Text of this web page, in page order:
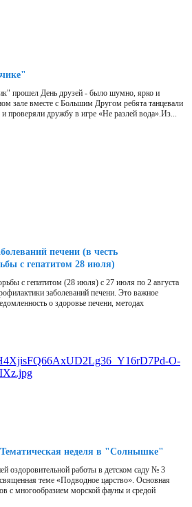
прошел День друзей - было шумно, ярко и
зале вместе с Большим Другом ребята танцевали
проверяли дружбу в игре «Не разлей вода».Из...
печени (в честь
с гепатитом 28 июля)
с гепатитом (28 июля) с 27 июля по 2 августа
заболеваний печени. Это важное
о здоровье печени, методах
неделя в "Солнышке"
оздоровительной работы в детском саду № 3
теме «Подводное царство». Основная
с многообразием морской фауны и средой